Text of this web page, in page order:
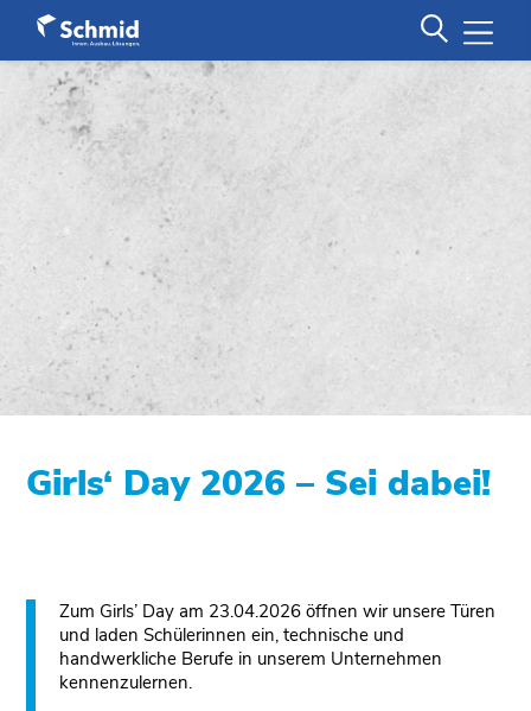
Girls‘ Day 2026 – Sei dabei!
Zum Girls’ Day am 23.04.2026 öffnen wir unsere Türen
und laden Schülerinnen ein, technische und
handwerkliche Berufe in unserem Unternehmen
kennenzulernen.